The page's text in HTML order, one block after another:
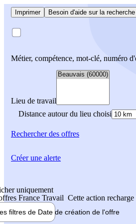
Imprimer Besoin d'aide sur la
Métier, compétence, mot-clé, numéro
Lieu de travail
Distance autour du lieu choisi
Rechercherdes offres
uniquement
France Travail Cette action
filtres de Date de création de l'offre
Créer une alerte